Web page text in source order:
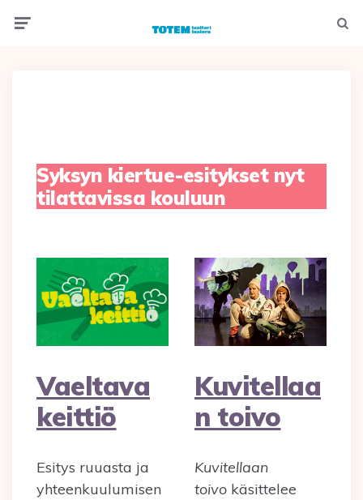
Syksyn kiertue-esitykset nyt
tilattavissa kouluun
Vaeltava
keittiö
Esitys ruuasta ja
yhteenkuulumisen
Kuvitellaa
n toivo
Kuvitellaan
toivo käsittelee